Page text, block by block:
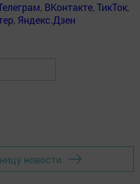
, ВКонтакте,ТикТок,
, Яндекс.Дзен
новости